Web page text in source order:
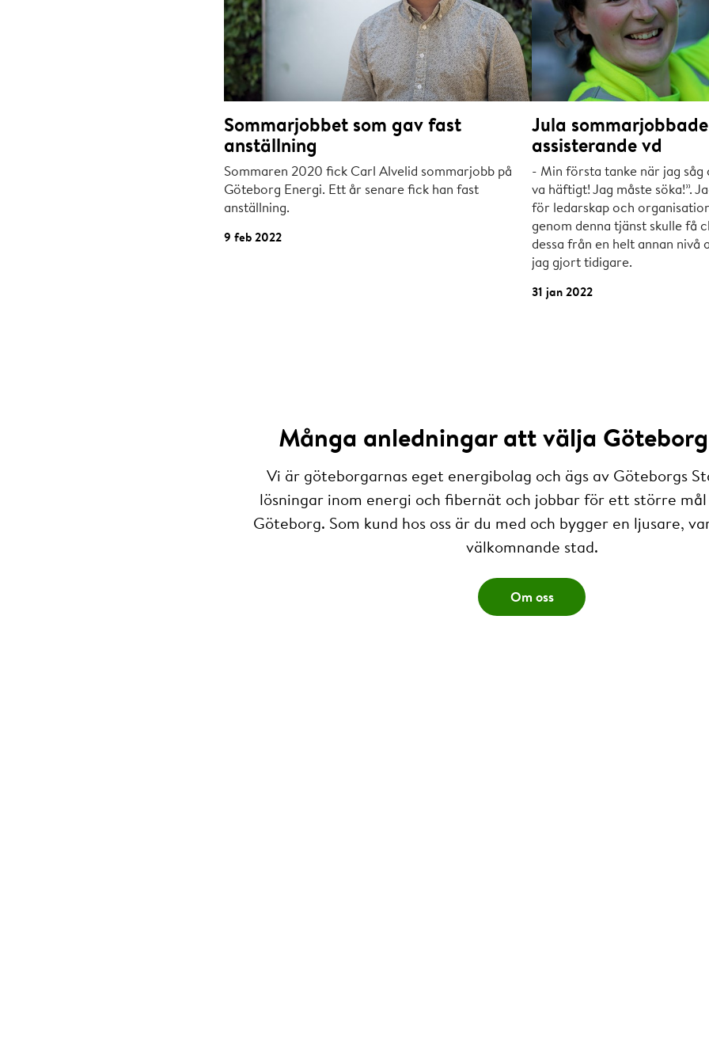
Sommarjobbet som gav fast
anställning
Sommaren 2020 fick Carl Alvelid sommarjobb på
Göteborg Energi. Ett år senare fick han fast
anställning.
9 feb 2022
Jula
assisterande vd
- Min första tanke när jag såg
va häftigt! Jag måste söka!”.
för ledarskap och
genom denna tjänst skulle få
dessa från en helt annan nivå
jag gjort tidigare.
31 jan 2022
Många anledningar att välja
Vi är göteborgarnas eget energibolag och ägs av Göteborgs
lösningar inom energi och fibernät och jobbar för ett större
Göteborg. Som kund hos oss är du med och bygger en ljusare,
välkomnande stad.
Om oss